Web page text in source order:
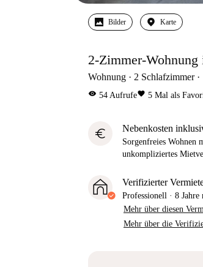
Bilder Karte
2-Zimmer-
Wohnung 2 Schlafzimmer
visibility 54 Aufrufefavorite 5 Mal als
euro Nebenkosten
Sorgenfreies Wohnen
unkompliziertes
Verifizierter
Professionell · 8 Jahre
Mehr über diesen
Mehr über die